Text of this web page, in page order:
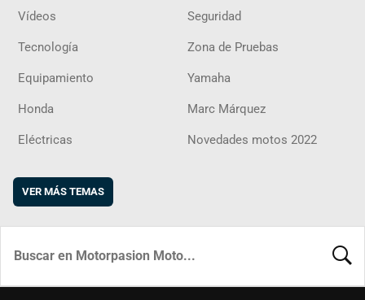
Vídeos Seguridad
Tecnología Zona de Pruebas
Equipamiento Yamaha
Honda Marc Márquez
Eléctricas Novedades motos 2022
VER MÁS TEMAS